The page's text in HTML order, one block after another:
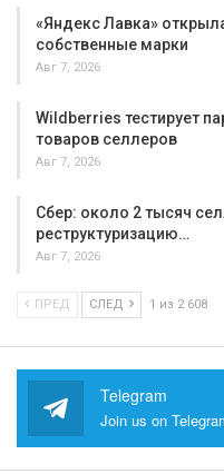
«Яндекс Лавка»
собственные марки
Авг 7, 2026
Wildberries тестирует
товаров селлеров
Авг 7, 2026
Сбер: около 2 тысяч
реструктуризацию…
Авг 7, 2026
ПРЕД СЛЕД 1 из 2 608
Telegram
Join us on